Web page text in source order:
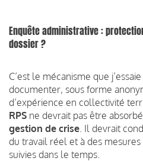
Enquête administrative :
dossier ?
C’est le mécanisme que
documenter, sous forme
d’expérience en collectivité
RPS ne devrait pas être
gestion de crise . Il devrait
du travail réel et à des
suivies dans le temps.